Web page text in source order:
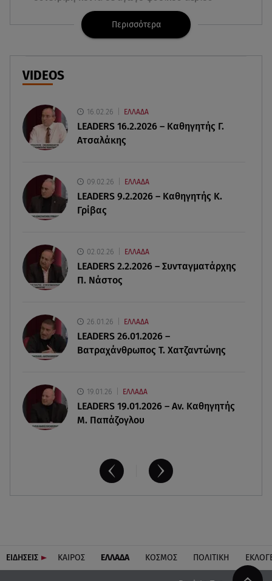
Φωτιά στην Αττικοβοιωτία: Ενέργεια ίση με έξι
ατομικές βόμβες
08.08.26 , 21:20
από τη νέα συμμαχία
08.08.26 , 19:19
08.08.26 , 18:51
BYD: Στην 91η θέση της λίστας Fortune Global
08.08.26 , 17:45
Εριέττα Κούρκουλου: Η συγκινητική ανάρτηση
για τα 33α γενέθλιά της
Νεκρή μεγαλόσωμη αρκούδα στην Καστοριά,
πιθανόν από πυροβολισμό
Περισσότερα
VIDEOS
16.02.26 ΕΛΛΑΔΑ
LEADERS 16.2.2026 – Καθηγητής Γ.
Ατσαλάκης
09.02.26 ΕΛΛΑΔΑ
LEADERS 9.2.2026 – Καθηγητής Κ.
Γρίβας
02.02.26 ΕΛΛΑΔΑ
LEADERS 2.2.2026 – Συνταγματάρχης
Π. Νάστος
26.01.26 ΕΛΛΑΔΑ
LEADERS 26.01.2026 –
Βατραχάνθρωπος Τ. Χατζαντώνης
19.01.26 ΕΛΛΑΔΑ
LEADERS 19.01.2026 – Αν. Καθηγητής
Μ. Παπάζογλου
ΕΙΔΗΣΕΙΣ ΚΑΙΡΟΣ ΕΛΛΑΔΑ ΚΟΣΜΟΣ ΠΟΛΙΤΙΚΗ